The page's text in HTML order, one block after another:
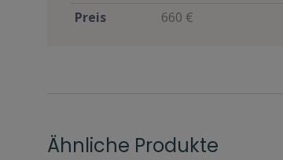
Preis
660 €
Ähnliche Produkte